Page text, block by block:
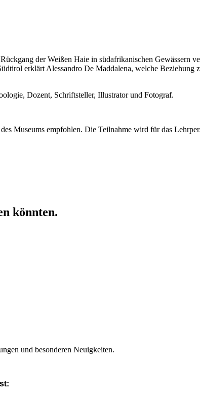
der Weißen Haie in südafrikanischen Gewässern
erklärt Alessandro De Maddalena, welche Beziehung
Dozent, Schriftsteller, Illustrator und Fotograf.
Museums empfohlen. Die Teilnahme wird für das
könnten.
und besonderen Neuigkeiten.